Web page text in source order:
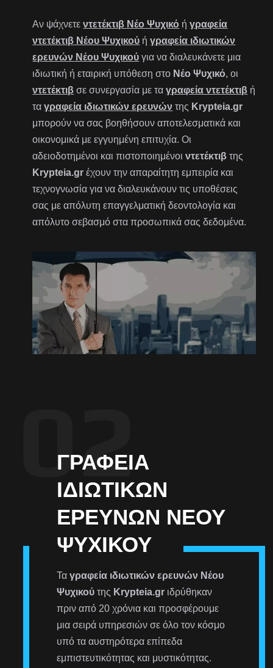
Αν ψάχνετεντετέκτιβ Νέο Ψυχικό ήγραφεία
ντετέκτιβ Νέου Ψυχικού ήγραφεία ιδιωτικών
ερευνών Νέου Ψυχικού για να διαλευκάνετε μια
ιδιωτική ή εταιρική υπόθεση στο Νέο Ψυχικό, οι
ντετέκτιβ σε συνεργασία με ταγραφεία ντετέκτιβ ή
ταγραφεία ιδιωτικών ερευνών της Krypteia.gr
μπορούν να σας βοηθήσουν αποτελεσματικά και
οικονομικά με εγγυημένη επιτυχία. Οι
αδειοδοτημένοι και πιστοποιημένοιντετέκτιβ της
Krypteia.gr έχουν την απαραίτητη εμπειρία και
τεχνογνωσία για να διαλευκάνουν τις υποθέσεις
σας με απόλυτη επαγγελματική δεοντολογία και
απόλυτο σεβασμό στα προσωπικά σας δεδομένα.
ΓΡΑΦΕΊΑ
ΙΔΙΩΤΙΚΏΝ
ΕΡΕΥΝΏΝ ΝΈΟΥ
ΨΥΧΙΚΟΎ
Ταγραφεία ιδιωτικών ερευνών Νέου
Ψυχικού της Krypteia.gr ιδρύθηκαν
πριν από 20 χρόνια και προσφέρουμε
μια σειρά υπηρεσιών σε όλο τον κόσμο
υπό τα αυστηρότερα επίπεδα
εμπιστευτικότητας και μυστικότητας.